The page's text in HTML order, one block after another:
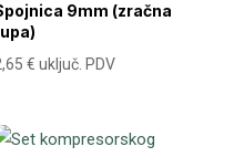
9mm (zračna
€ uključ. PDV